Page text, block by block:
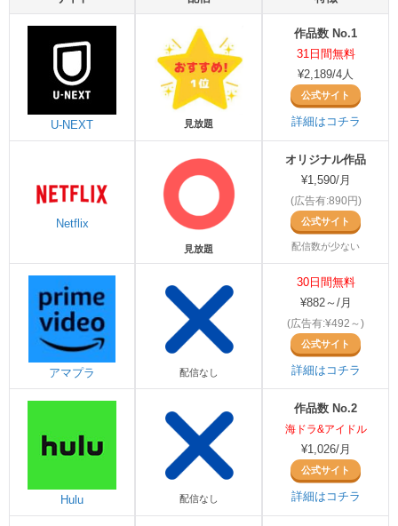
U-NEXT 見放題
作品数 No.1
31日間無料
¥2,189/4人
公式サイト
詳細はコチラ
Netflix
見放題
オリジナル作品
¥1,590/月
(広告有:890円)
公式サイト
配信数が少ない
アマプラ 配信なし
30日間無料
¥882～/月
(広告有:¥492～)
公式サイト
詳細はコチラ
Hulu 配信なし
作品数 No.2
海ドラ&アイドル
¥1,026/月
公式サイト
詳細はコチラ